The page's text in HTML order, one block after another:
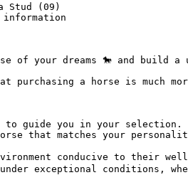
Stud (09)
information
of your dreams 🐎 and
purchasing a horse is much
to guide you in your
that matches your
conducive to their
exceptional conditions,